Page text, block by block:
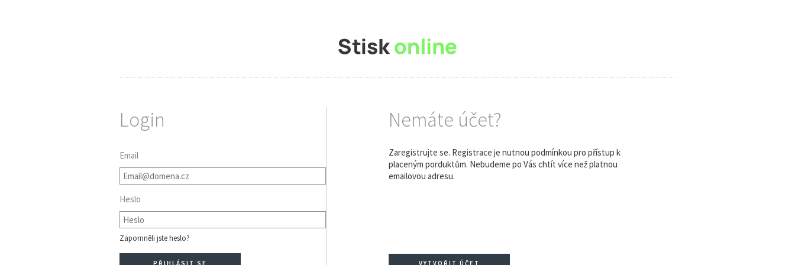
Login
Email
Heslo
Zapomněli jste heslo?
Nemáte účet?
Zaregistrujte se. Registrace je nutnou podmínkou pro přístup k
placeným porduktům. Nebudeme po Vás chtít více než platnou
emailovou adresu.
VYTVOŘIT ÚČET